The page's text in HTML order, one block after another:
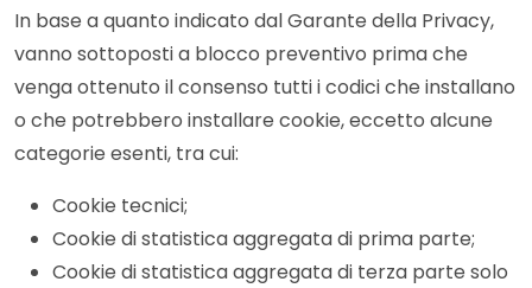
In base a quanto indicato dal Garante della Privacy,
vanno sottoposti a blocco preventivo prima che
venga ottenuto il consenso tutti i codici che installano
o che potrebbero installare cookie, eccetto alcune
categorie esenti, tra cui:
Cookie tecnici;
Cookie di statistica aggregata di prima parte;
Cookie di statistica aggregata di terza parte solo